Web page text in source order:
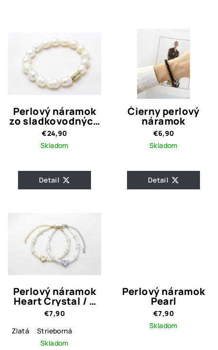
Perlový náramok
zo sladkovodných
perál 1.
€24,90
Skladom
Detail
Čierny perlový
náramok
€6,90
Skladom
Detail
Perlový náramok
Heart Crystal / 2
prevedenia
€7,90
Zlatá
Strieborná
Skladom
Perlový náramok
Pearl
€7,90
Skladom